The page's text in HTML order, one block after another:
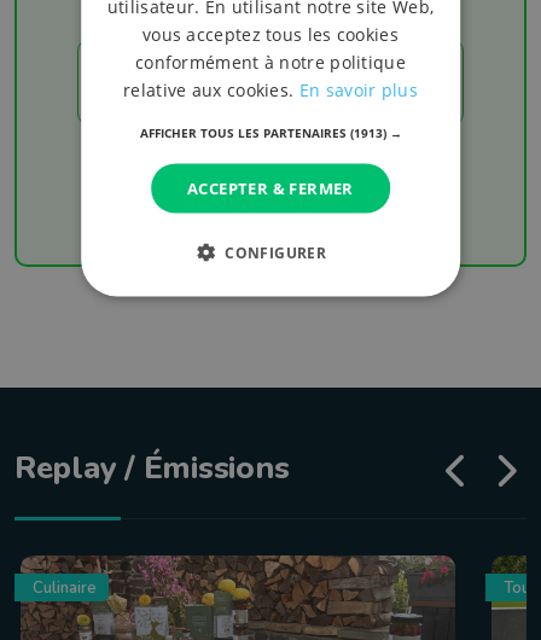
LES RÉSULTATS
résultats de votre équipe favorite
Replay / Émissions
Culinaire
utilisateur. En utilisant notre site Web,
vous acceptez tous les cookies
conformément à notre politique
relative aux cookies. En savoir plus
AFFICHER TOUS LES PARTENAIRES (1913) →
ACCEPTER & FERMER
CONFIGURER